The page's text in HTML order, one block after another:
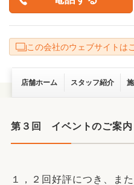
この会社のウェブサイトは
店舗ホーム スタッフ紹介
第３回 イベントのご案内
１，２回好評につき、ま